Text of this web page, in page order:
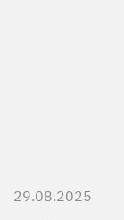
29.08.2025